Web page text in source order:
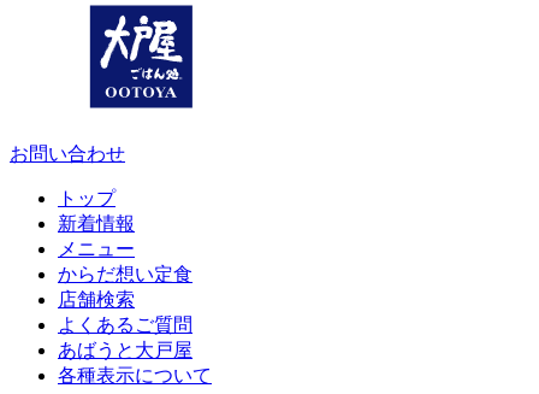
お問い合わせ
トップ
新着情報
メニュー
からだ想い定食
店舗検索
よくあるご質問
あばうと大戸屋
各種表示について